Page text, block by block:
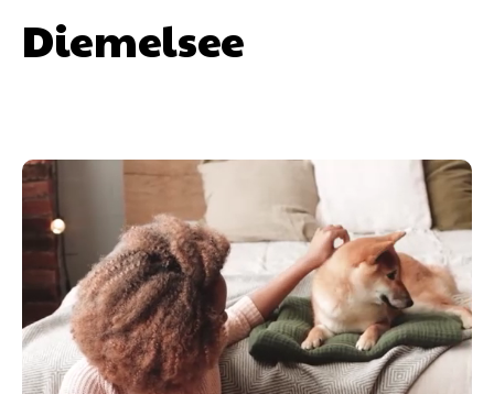
Diemelsee